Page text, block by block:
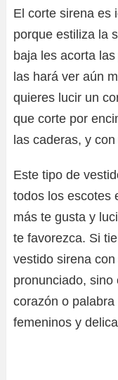
El corte sirena es
porque estiliza la
baja les acorta
las hará ver aún
quieres lucir un
que corte por
las caderas, y
Este tipo de
todos los escotes
más te gusta y
te favorezca. Si
vestido sirena
pronunciado,
corazón o
femeninos y